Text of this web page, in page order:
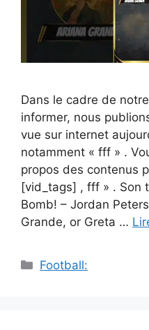
Dans le cadre de
informer, nous
vue sur internet
notamment « fff » .
propos des contenus
[vid_tags] , fff » . Son
Bomb! – Jordan
Grande, or Greta …
Catégories
Football: